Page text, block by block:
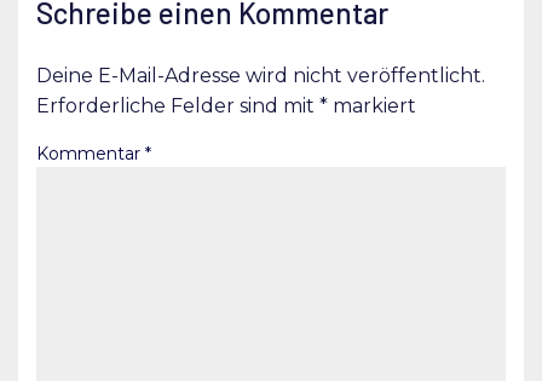
Schreibe einen Kommentar
Deine E-Mail-Adresse wird nicht veröffentlicht.
Erforderliche Felder sind mit * markiert
Kommentar *